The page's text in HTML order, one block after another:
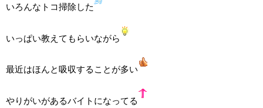
いろんなトコ掃除した
いっぱい教えてもらいながら
最近はほんと吸収することが多い
やりがいがあるバイトになってる